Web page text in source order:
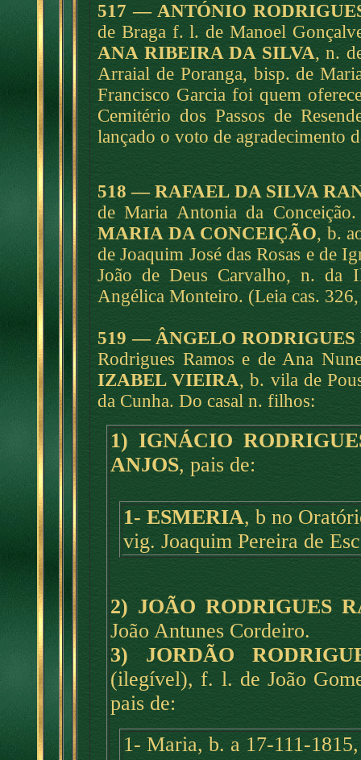
517 — ANTÓNIO
de Braga f. l. de Manoel
ANA RIBEIRA DA SILVA, n.
Arraial de Poranga, bisp. de
Francisco Garcia foi quem
Cemitério dos Passos de
lançado o voto de agradecimento
518 — RAFAEL DA SILVA
de Maria Antonia da
MARIA DA CONCEIÇÃO, b.
de Joaquim José das Rosas e de
João de Deus Carvalho, n. da
Angélica Monteiro. (Leia cas.
519 — ÂNGELO RODRIGUES
Rodrigues Ramos e de Ana
IZABEL VIEIRA, b. vila de
da Cunha. Do casal n. filhos:
1) IGNÁCIO
ANJOS, pais de:
1- ESMERIA, b no
vig. Joaquim Pereira de
2) JOÃO RODRIGUES
João Antunes Cordeiro.
3) JORDÃO
(ilegível), f. l. de João
pais de:
1- Maria, b. a 17-111-